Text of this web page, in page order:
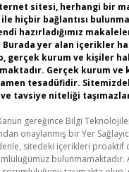
sitesi, herhangi bir
hiçbir bağlantısı
hazırladığımız
Burada yer alan içerikler
gerçek kurum ve kişiler
Gerçek kurum
tesadüfidir.
tavsiye niteliği
Kanun gereğince Bilgi
onaylanmış bir Yer
sitedeki içerikleri proaktif
bulunmamaktadır.